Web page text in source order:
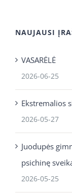
NAUJAUSI
VASARĖLĖ
2026-06-25
Ekstremalios
2026-05-27
Juodupės
psichinę
2026-05-25